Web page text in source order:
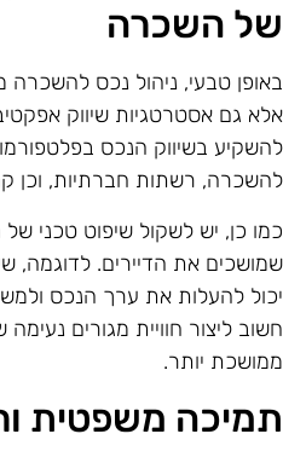
השכרה
טבעי, ניהול נכס
גם אסטרטגיות שיווק
בשיווק הנכס
רשתות חברתיות, וכן
כן, יש לשקול שיפוט טכני
את הדיירים. לדוגמה,
להעלות את ערך הנכס
ליצור חוויית מגורים נעימה
יותר.
משפטית